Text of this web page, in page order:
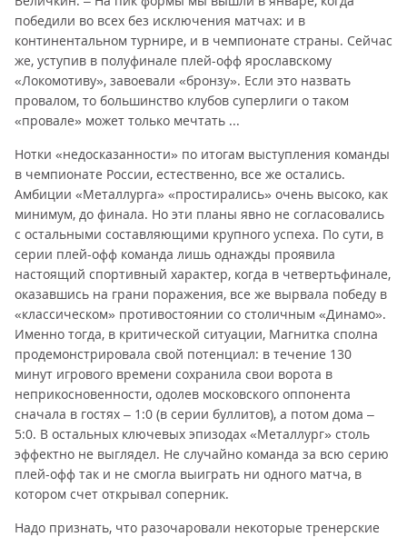
победили во всех без исключения матчах: и в
континентальном турнире, и в чемпионате страны. Сейчас
же, уступив в полуфинале плей-офф ярославскому
«Локомотиву», завоевали «бронзу». Если это назвать
провалом, то большинство клубов суперлиги о таком
«провале» может только мечтать ...
Нотки «недосказанности» по итогам выступления команды
в чемпионате России, естественно, все же остались.
Амбиции «Металлурга» «простирались» очень высоко, как
минимум, до финала. Но эти планы явно не согласовались
с остальными составляющими крупного успеха. По сути, в
серии плей-офф команда лишь однажды проявила
настоящий спортивный характер, когда в четвертьфинале,
оказавшись на грани поражения, все же вырвала победу в
«классическом» противостоянии со столичным «Динамо».
Именно тогда, в критической ситуации, Магнитка сполна
продемонстрировала свой потенциал: в течение 130
минут игрового времени сохранила свои ворота в
неприкосновенности, одолев московского оппонента
сначала в гостях – 1:0 (в серии буллитов), а потом дома –
5:0. В остальных ключевых эпизодах «Металлург» столь
эффектно не выглядел. Не случайно команда за всю серию
плей-офф так и не смогла выиграть ни одного матча, в
котором счет открывал соперник.
Надо признать, что разочаровали некоторые тренерские